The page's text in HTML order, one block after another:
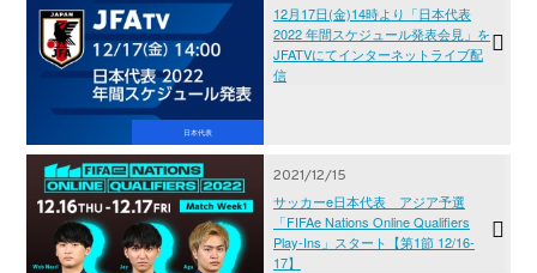
日本代表
12月17日(金)14時より「日本代表
2022 年間スケジュール発表会見」を
JFATVにてインターネットライブ配
信
2021/12/15
サッカーe日本代表 アジア予選
「FIFAe Nations Online Qualifiers
Play-Ins」スタート【第1節 12/16-
17】